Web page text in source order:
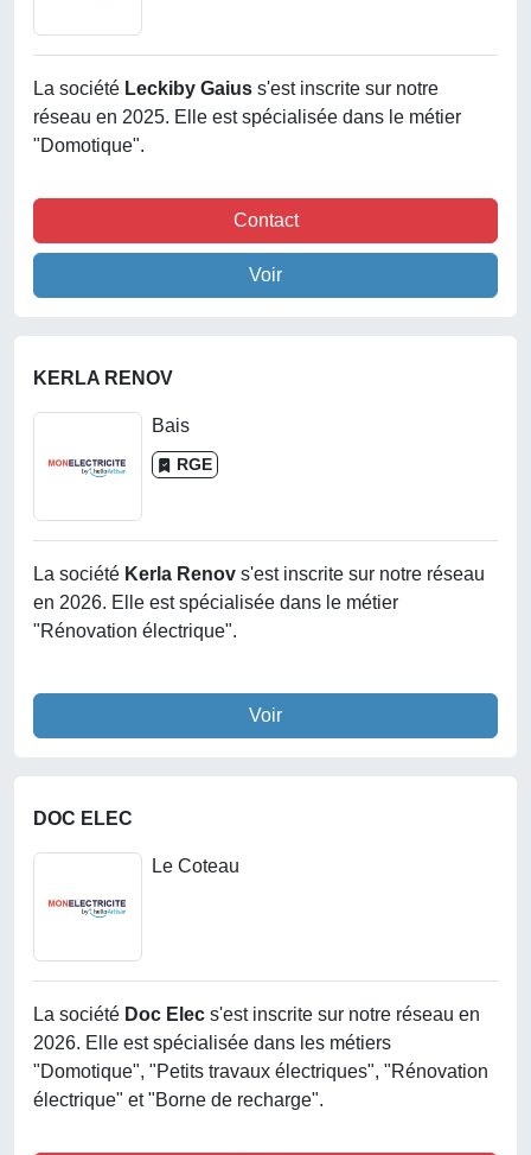
La société Leckiby Gaius s'est inscrite sur notre
réseau en 2025. Elle est spécialisée dans le métier
"Domotique".
Contact
Voir
KERLA RENOV
Bais
RGE
La société Kerla Renov s'est inscrite sur notre réseau
en 2026. Elle est spécialisée dans le métier
"Rénovation électrique".
Voir
DOC ELEC
Le Coteau
La société Doc Elec s'est inscrite sur notre réseau en
2026. Elle est spécialisée dans les métiers
"Domotique", "Petits travaux électriques", "Rénovation
électrique" et "Borne de recharge".